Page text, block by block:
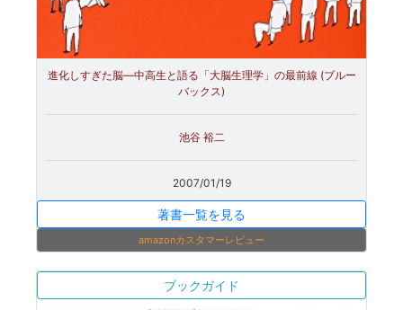
進化しすぎた脳―中高生と語る「大脳生理学」の最前線 (ブルー
バックス)
池谷 裕二
2007/01/19
著書一覧を見る
amazonカスタマーレビュー
ブックガイド